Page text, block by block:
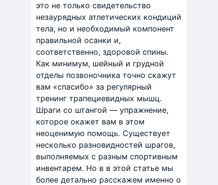
это не только свидетельство
незаурядных атлетических кондиций
тела, но и необходимый компонент
правильной осанки и,
соответственно, здоровой спины.
Как минимум, шейный и грудной
отделы позвоночника точно скажут
вам «спасибо» за регулярный
тренинг трапециевидных мышц.
Шраги со штангой — упражнение,
которое окажет вам в этом
неоценимую помощь. Существует
несколько разновидностей шрагов,
выполняемых с разным спортивным
инвентарем. Но в в этой статье мы
более детально расскажем именно о